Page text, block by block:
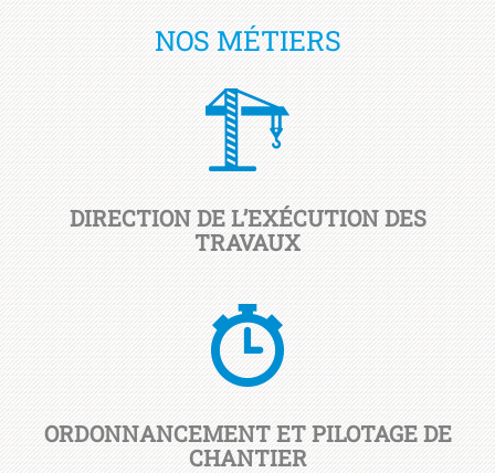
NOS MÉTIERS
DIRECTION DE L’EXÉCUTION DES
TRAVAUX
ORDONNANCEMENT ET PILOTAGE DE
CHANTIER